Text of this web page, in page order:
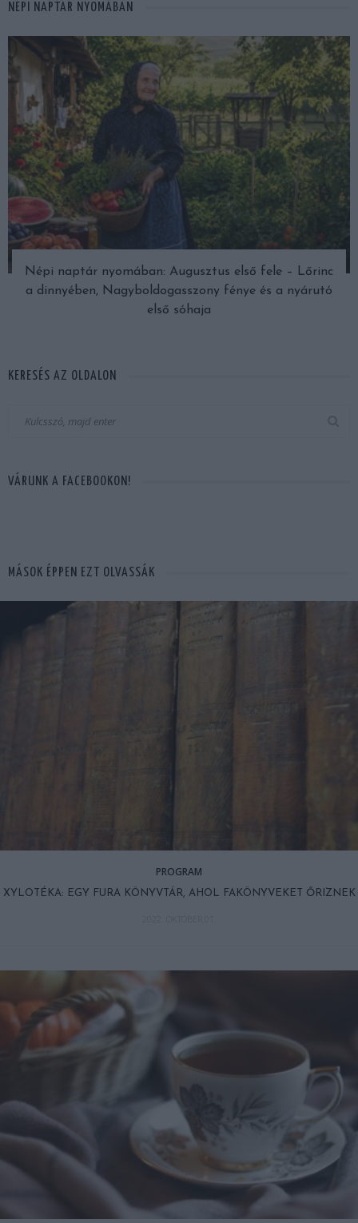
NÉPI NAPTÁR NYOMÁBAN
Népi naptár nyomában: Augusztus első fele – Lőrinc
a dinnyében, Nagyboldogasszony fénye és a nyárutó
első sóhaja
KERESÉS AZ OLDALON
VÁRUNK A FACEBOOKON!
MÁSOK ÉPPEN EZT OLVASSÁK
PROGRAM
XYLOTÉKA: EGY FURA KÖNYVTÁR, AHOL FAKÖNYVEKET ŐRIZNEK